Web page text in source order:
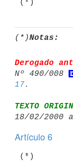
(*)Notas:
Derogado
Nº 490/008
17
TEXTO
18/02/2000
Artículo 6